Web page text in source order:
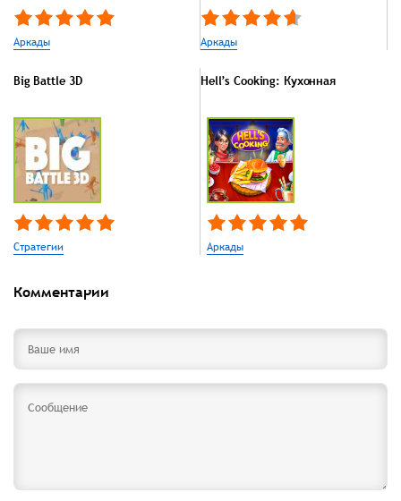
Аркады Аркады
Big Battle 3D
Стратегии
Hell’s Cooking: Кухонная
Аркады
Комментарии